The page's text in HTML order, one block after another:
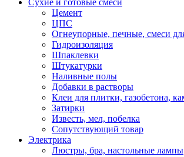
Цемент
ЦПС
Огнеупорные, печные, смеси
Гидроизоляция
Шпаклевки
Штукатурки
Наливные полы
Добавки в растворы
Клеи для плитки, газобетона,
Затирки
Известь, мел, побелка
Сопутствующий товар
Электрика
Люстры, бра, настольные лампы